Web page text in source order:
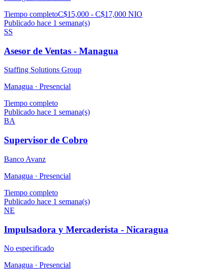
Tiempo completoC$15,000 - C$17,000 NIO
Publicado hace 1 semana(s)
SS
Asesor de Ventas - Managua
Staffing Solutions Group
Managua · Presencial
Tiempo completo
Publicado hace 1 semana(s)
BA
Supervisor de Cobro
Banco Avanz
Managua · Presencial
Tiempo completo
Publicado hace 1 semana(s)
NE
Impulsadora y Mercaderista - Nicaragua
No especificado
Managua · Presencial